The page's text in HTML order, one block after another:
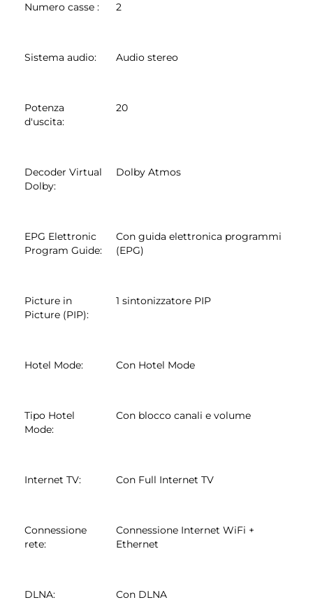
Numero casse : 2
Sistema audio: Audio stereo
Potenza
d'uscita:
20
Decoder Virtual
Dolby:
Dolby Atmos
EPG Elettronic
Program Guide:
Con guida elettronica programmi
(EPG)
Picture in
Picture (PIP):
1 sintonizzatore PIP
Hotel Mode: Con Hotel Mode
Tipo Hotel
Mode:
Con blocco canali e volume
Internet TV: Con Full Internet TV
Connessione
rete:
Connessione Internet WiFi +
Ethernet
DLNA: Con DLNA